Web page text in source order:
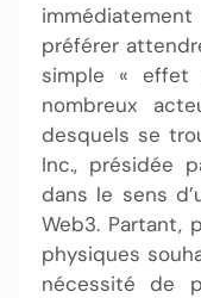
préférer
simple « effet
nombreux
desquels se
Inc., présidée
dans le sens
Web3. Partant,
physiques
nécessité de